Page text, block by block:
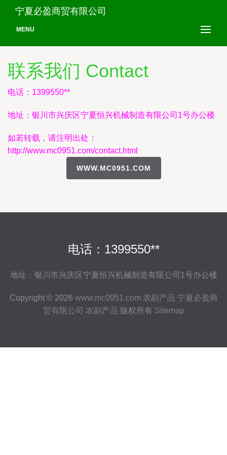
宁夏必盈商贸有限公司
MENU
联系我们 Contact
电话：1399550**
地址：银川市兴庆区宁夏恒兴机械制造有限公司1号办公楼
如若转载，请注明出处：
http://www.mc0951.com/contact.html
WWW.MC0951.COM
电话：1399550**
地址：银川市兴庆区宁夏恒兴机械制造有限公司1号办公楼
Copyright © 2026 www.mc0951.com 农副产品 宁夏必盈商
贸有限公司 农副产品 版权所有 Sitemap